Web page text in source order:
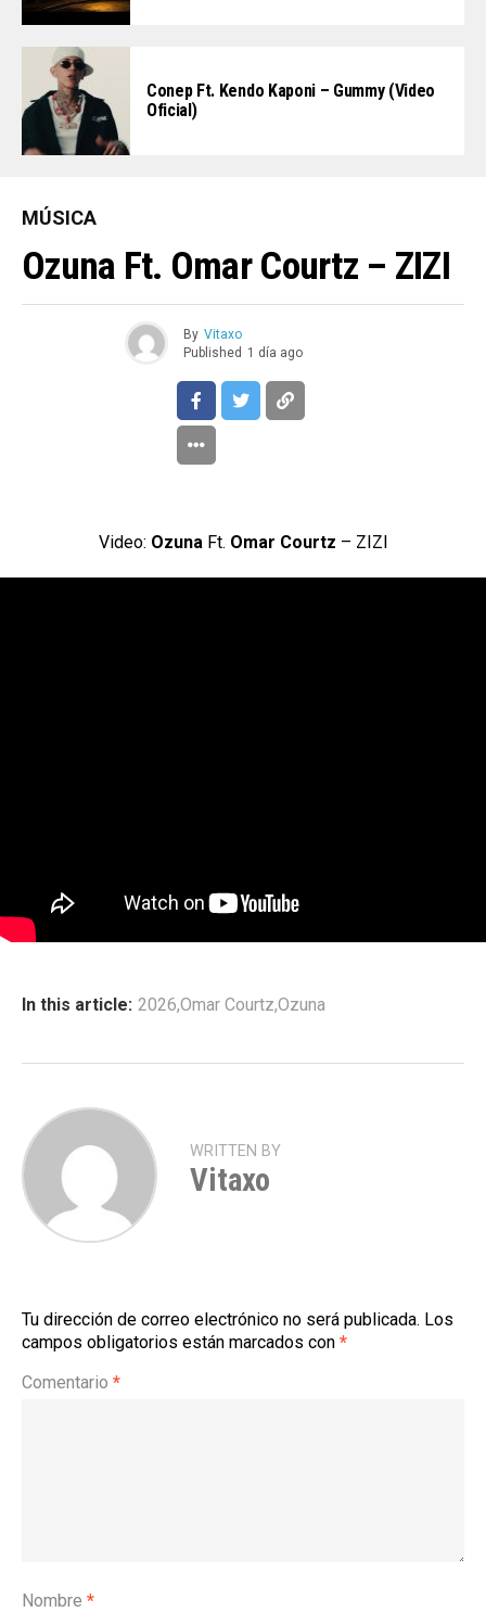
Conep Ft. Kendo Kaponi – Gummy (Video
Oficial)
MÚSICA
Ozuna Ft. Omar Courtz – ZIZI
By Vitaxo
Published 1 día ago
Video: Ozuna Ft. Omar Courtz – ZIZI
In this article: 2026,Omar Courtz,Ozuna
WRITTEN BY
Vitaxo
Tu dirección de correo electrónico no será publicada. Los
campos obligatorios están marcados con *
Comentario *
Nombre *